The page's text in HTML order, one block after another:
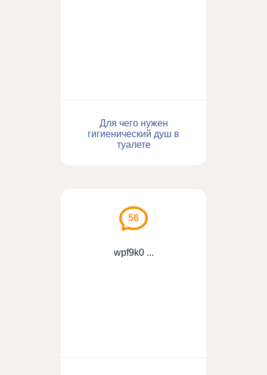
Для чего нужен
гигиенический душ в
туалете
56
wpf9k0 ...